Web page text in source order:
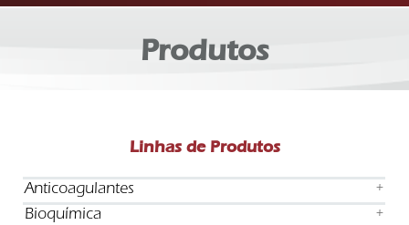
Produtos
Linhas de Produtos
Anticoagulantes +
Bioquímica +